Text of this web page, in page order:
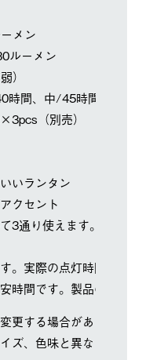
メン
ルーメン
）
時間、中/45時間、弱/60
（別売）
いランタン
クセント
3通り使えます。
。実際の点灯時間は目安
時間です。製品の仕様に
する場合があります。
ズ、色味と異なる場合が